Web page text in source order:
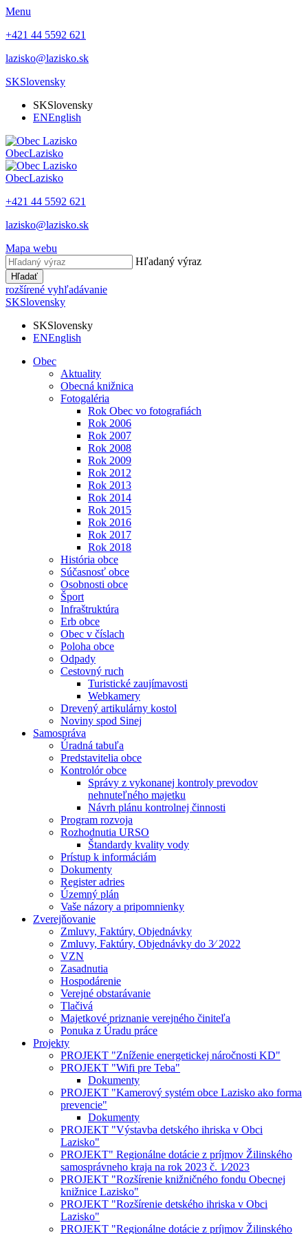
Menu
+421 44 5592 621
lazisko@lazisko.sk
SKSlovensky
SKSlovensky
ENEnglish
ObecLazisko
ObecLazisko
+421 44 5592 621
lazisko@lazisko.sk
Mapa webu
Hľadaný výraz
Hľadať
rozšírené vyhľadávanie
SKSlovensky
SKSlovensky
ENEnglish
Obec
Aktuality
Obecná knižnica
Fotogaléria
Rok Obec vo fotografiách
Rok 2006
Rok 2007
Rok 2008
Rok 2009
Rok 2012
Rok 2013
Rok 2014
Rok 2015
Rok 2016
Rok 2017
Rok 2018
História obce
Súčasnosť obce
Osobnosti obce
Šport
Infraštruktúra
Erb obce
Obec v číslach
Poloha obce
Odpady
Cestovný ruch
Turistické zaujímavosti
Webkamery
Drevený artikulárny kostol
Noviny spod Sinej
Samospráva
Úradná tabuľa
Predstavitelia obce
Kontrolór obce
Správy z vykonanej kontroly prevodov
nehnuteľného majetku
Návrh plánu kontrolnej činnosti
Program rozvoja
Rozhodnutia URSO
Štandardy kvality vody
Prístup k informáciám
Dokumenty
Register adries
Územný plán
Vaše názory a pripomnienky
Zverejňovanie
Zmluvy, Faktúry, Objednávky
Zmluvy, Faktúry, Objednávky do 3⁄ 2022
VZN
Zasadnutia
Hospodárenie
Verejné obstarávanie
Tlačivá
Majetkové priznanie verejného činiteľa
Ponuka z Úradu práce
Projekty
PROJEKT "Zníženie energetickej náročnosti KD"
PROJEKT "Wifi pre Teba"
Dokumenty
PROJEKT "Kamerový systém obce Lazisko ako forma
prevencie"
Dokumenty
PROJEKT "Výstavba detského ihriska v Obci
Lazisko"
PROJEKT" Regionálne dotácie z príjmov Žilinského
samosprávneho kraja na rok 2023 č. 1⁄2023
PROJEKT "Rozšírenie knižničného fondu Obecnej
knižnice Lazisko"
PROJEKT "Rozšírenie detského ihriska v Obci
Lazisko"
PROJEKT "Regionálne dotácie z príjmov Žilinského